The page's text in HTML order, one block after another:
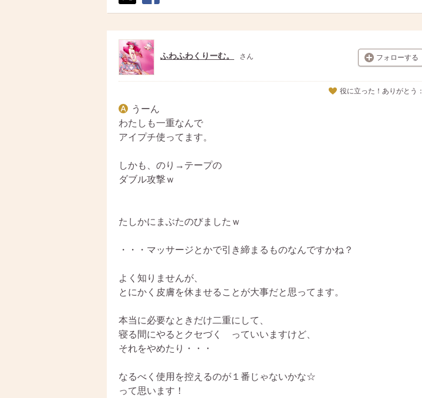
ト
ア
フォローする
ふわふわくりーむ。 さん
役に立った！ありがとう：
うーん
わたしも一重なんで
アイプチ使ってます。
しかも、のり→テープの
ダブル攻撃ｗ
たしかにまぶたのびましたｗ
・・・マッサージとかで引き締まるものなんですかね？
よく知りませんが、
とにかく皮膚を休ませることが大事だと思ってます。
本当に必要なときだけ二重にして、
寝る間にやるとクセづく っていいますけど、
それをやめたり・・・
なるべく使用を控えるのが１番じゃないかな☆
って思います！